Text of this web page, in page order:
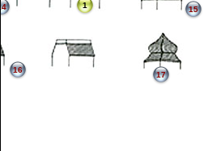
1 15
16
17